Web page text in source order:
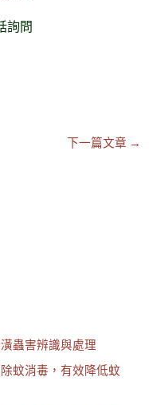
詢問
下一篇文章 →
蟲害辨識與處理
蚊消毒，有效降低蚊